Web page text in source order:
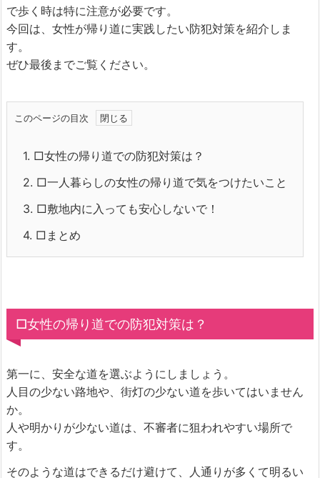
で歩く時は特に注意が必要です。
今回は、女性が帰り道に実践したい防犯対策を紹介しま
す。
ぜひ最後までご覧ください。
このページの目次
1. □女性の帰り道での防犯対策は？
2. □一人暮らしの女性の帰り道で気をつけたいこと
3. □敷地内に入っても安心しないで！
4. □まとめ
□女性の帰り道での防犯対策は？
第一に、安全な道を選ぶようにしましょう。
人目の少ない路地や、街灯の少ない道を歩いてはいません
か。
人や明かりが少ない道は、不審者に狙われやすい場所で
す。
そのような道はできるだけ避けて、人通りが多くて明るい